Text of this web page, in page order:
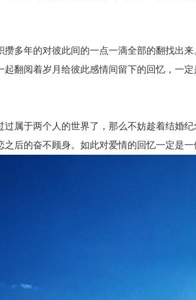
年的对彼此间的一点一滴全部的翻找出来
翻阅着岁月给彼此感情间留下的回忆，一定
于两个人的世界了，那么不妨趁着结婚
后的奋不顾身。如此对爱情的回忆一定是一